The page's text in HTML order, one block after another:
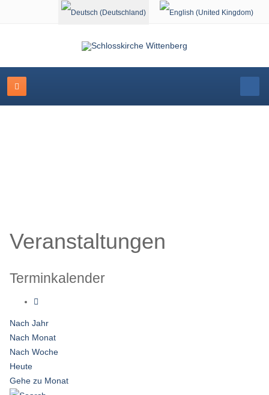
Sprache auswählen
Veranstaltungen
Terminkalender
Nach Jahr
Nach Monat
Nach Woche
Heute
Gehe zu Monat